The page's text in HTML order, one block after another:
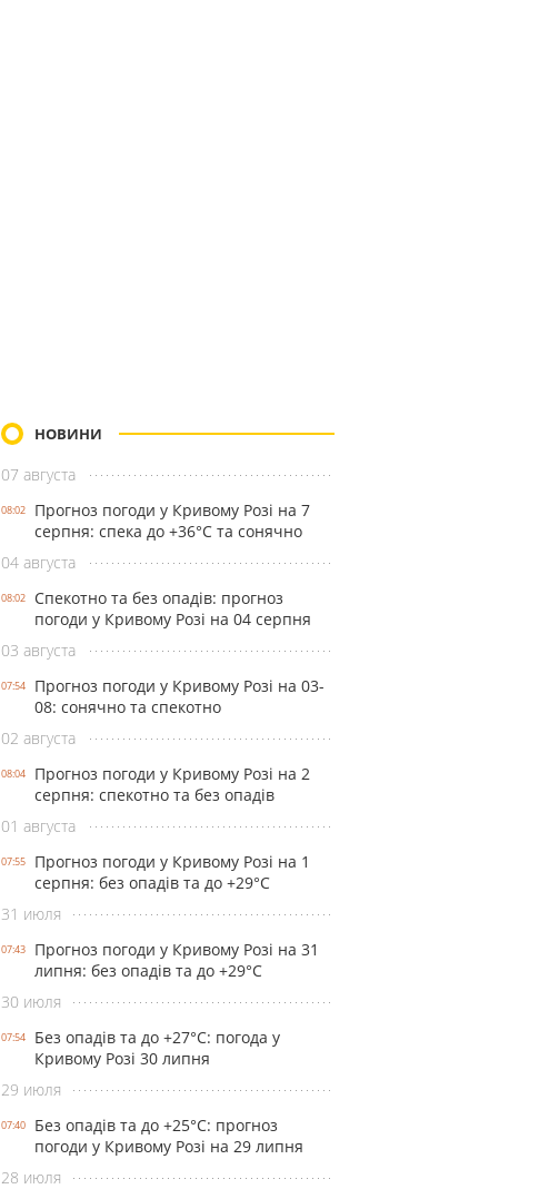
НОВИНИ
07 августа
08:02
Прогноз погоди у Кривому Розі на 7
серпня: спека до +36°С та сонячно
04 августа
08:02
Спекотно та без опадів: прогноз
погоди у Кривому Розі на 04 серпня
03 августа
07:54
Прогноз погоди у Кривому Розі на 03-
08: сонячно та спекотно
02 августа
08:04
Прогноз погоди у Кривому Розі на 2
серпня: спекотно та без опадів
01 августа
07:55
Прогноз погоди у Кривому Розі на 1
серпня: без опадів та до +29°С
31 июля
07:43
Прогноз погоди у Кривому Розі на 31
липня: без опадів та до +29°С
30 июля
07:54
Без опадів та до +27°С: погода у
Кривому Розі 30 липня
29 июля
07:40
Без опадів та до +25°С: прогноз
погоди у Кривому Розі на 29 липня
28 июля